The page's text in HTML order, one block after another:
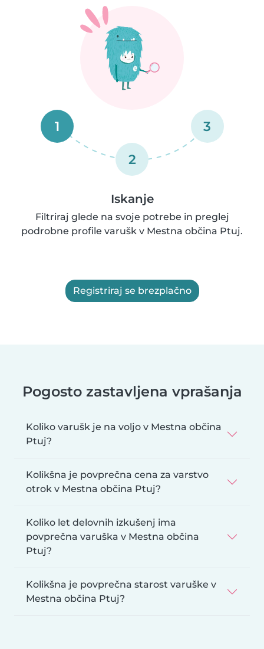
1
2
3
Iskanje
Filtriraj glede na svoje potrebe in preglej
podrobne profile varušk v Mestna občina Ptuj.
Registriraj se brezplačno
Pogosto zastavljena vprašanja
Koliko varušk je na voljo v Mestna občina
Ptuj?
Kolikšna je povprečna cena za varstvo
otrok v Mestna občina Ptuj?
Koliko let delovnih izkušenj ima
povprečna varuška v Mestna občina
Ptuj?
Kolikšna je povprečna starost varuške v
Mestna občina Ptuj?